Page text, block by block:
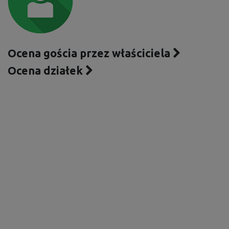
Ocena gościa przez właściciela
Ocena działek